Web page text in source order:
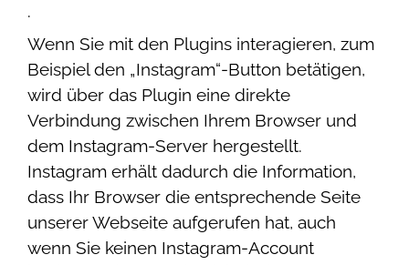
.
Wenn Sie mit den Plugins interagieren, zum
Beispiel den „Instagram“-Button betätigen,
wird über das Plugin eine direkte
Verbindung zwischen Ihrem Browser und
dem Instagram-Server hergestellt.
Instagram erhält dadurch die Information,
dass Ihr Browser die entsprechende Seite
unserer Webseite aufgerufen hat, auch
wenn Sie keinen Instagram-Account